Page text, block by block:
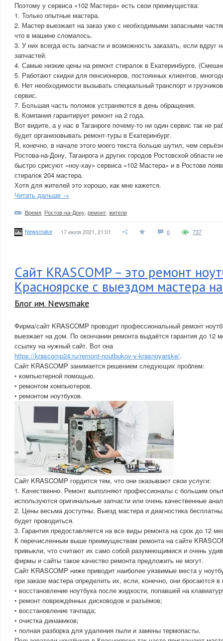
Поэтому у сервиса «102 Мастера» есть свои преимущества:
1. Только опытные мастера.
2. Мастер выезжает на заказ уже с необходимыми запасными
что в машине сломалось.
3. У них всегда есть запчасти и возможность заказать, если вдруг
запчастей.
4. Самые низкие цены на ремонт стиралок в Екатеринбурге.
5. Работают скидки для пенсионеров, постоянных клиентов,
6. Нет необходимости вызывать специальный транспорт и
сервис.
7. Большая часть поломок устраняются в день обращения.
8. Компания гарантирует ремонт на 2 года.
Вот видите, а у нас в Таганроге почему-то ни один сервис так не
будет организовывать ремонт-туры в Екатеринбург.
Я, конечно, в начале этого моего текста больше шутил, чем
Ростова-на-Дону, Таганрога и других городов Ростовской области
быстро срисуют «ноу-хау» сервиса «102 Мастера» и в Ростове
стиралок 204 мастера.
Хотя для жителей это хорошо, как мне кажется.
Читать дальше →
Время Ростов-на-Дону ремонт жители
Newsmake 17 июля 2021, 21:01 0 737
Сайт KRASCOMP – это ремонт
Красноярске с выездом мастера
Блог им. Newsmake
Фирма/сайт KRASCOMP проводит профессиональный ремонт
выезжает на дом. По окончании ремонта выдаётся гарантия до 12
ссылку на нужный сайт. Вот она
https://krascomp24.ru/remont-noutbukov-v-krasnoyarske/.
Сайт KRASCOMP занимается решением следующих проблем:
• компьютерной помощью.
• ремонтом компьютеров.
• ремонтом ноутбуков.
Сайт KRASCOMP гордится тем, что они оказывают свои услуги:
1. Качественно. Ремонт выполняют профессионалы с большим
используются оригинальные запчасти или очень качественные
2. Цены весьма доступны. Выезд мастера и диагностика
будет проводиться.
3. Гарантия предоставляется на все виды ремонта на срок до 12
К перечисленным выше преимуществам ремонта на сайте
привыкли, что считают их само собой разумеющимися и очень
фирмы и сайты такое качество ремонта предложить не могут.
Сайт KRASCOMP ниже приводит наиболее уязвимые места у
при заказе мастера определить их, если, конечно, они бросаются в
• восстановление ноутбука после жидкости, попавшей на
• ремонт повреждённых дисководов и разъёмов;
• восстановление тачпада;
• очистка динамиков;
• полная разборка для удаления пыли и замены термопасты.